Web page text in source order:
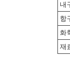
내
항
화
재